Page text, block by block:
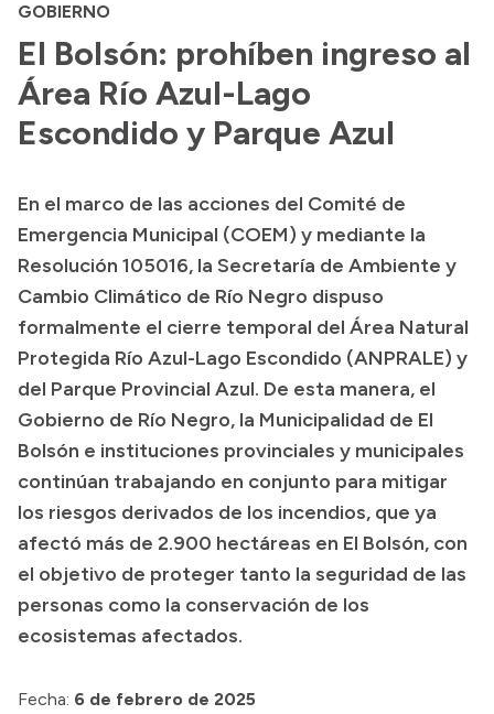
Referentes de prensa
Archivo de noticias
Transparencia
Boletín Oficial
Compras y licitaciones
Consulta de expedientes
Consulta de pago a proveedores
Convocatorias
Intranet
GOBIERNO
El Bolsón: prohíben ingreso al
Área Río Azul-Lago
Escondido y Parque Azul
En el marco de las acciones del Comité de
Emergencia Municipal (COEM) y mediante la
Resolución 105016, la Secretaría de Ambiente y
Cambio Climático de Río Negro dispuso
formalmente el cierre temporal del Área Natural
Protegida Río Azul-Lago Escondido (ANPRALE) y
del Parque Provincial Azul. De esta manera, el
Gobierno de Río Negro, la Municipalidad de El
Bolsón e instituciones provinciales y municipales
continúan trabajando en conjunto para mitigar
los riesgos derivados de los incendios, que ya
afectó más de 2.900 hectáreas en El Bolsón, con
el objetivo de proteger tanto la seguridad de las
personas como la conservación de los
ecosistemas afectados.
Fecha: 6 de febrero de 2025